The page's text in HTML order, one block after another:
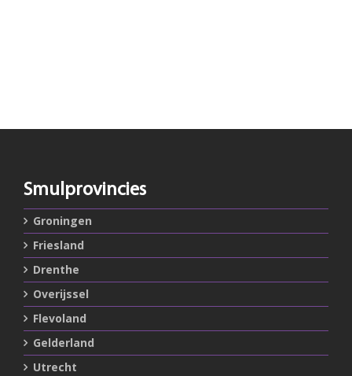
Smulprovincies
Groningen
Friesland
Drenthe
Overijssel
Flevoland
Gelderland
Utrecht